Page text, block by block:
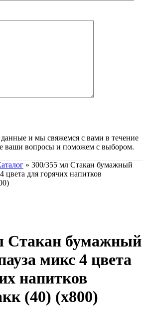
и мы свяжемся с вами в течение
ваши вопросы и поможем с выбором.
» 300/355 мл Стакан бумажный
цвета для горячих напитков
Стакан бумажный
микс 4 цвета
напитков
(40) (х800)